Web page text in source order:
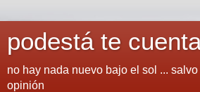
podestá te
no hay nada nuevo bajo el sol ...
opinión